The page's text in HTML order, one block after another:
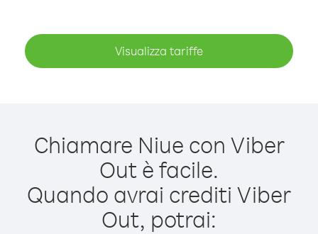
Visualizza tariffe
Chiamare Niue con Viber
Out è facile.
Quando avrai crediti Viber
Out, potrai: